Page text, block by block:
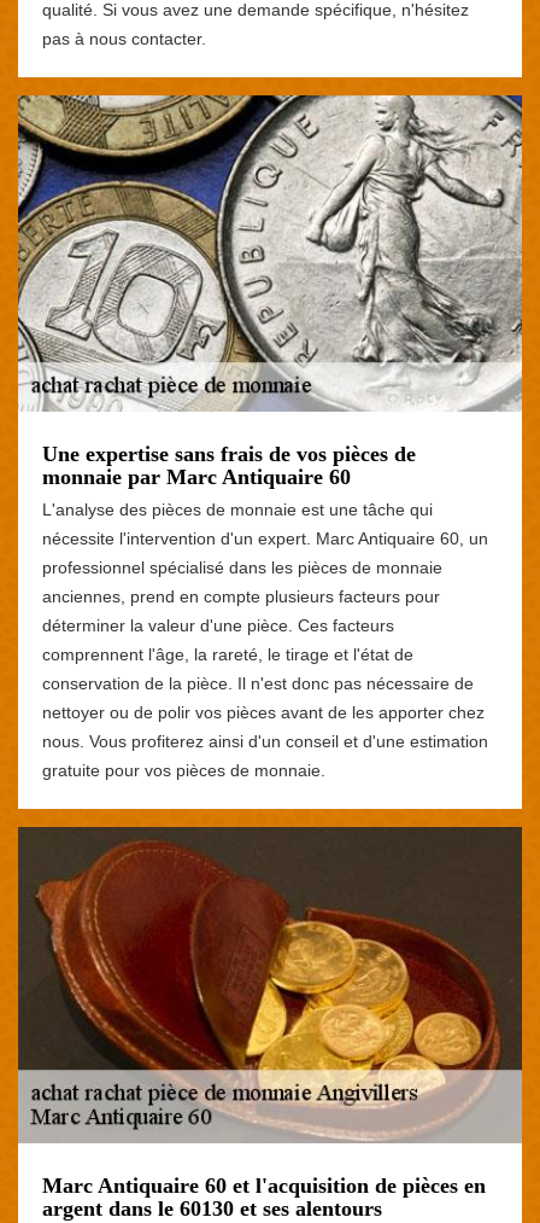
qualité. Si vous avez une demande spécifique, n'hésitez
pas à nous contacter.
Une expertise sans frais de vos pièces de
monnaie par Marc Antiquaire 60
L'analyse des pièces de monnaie est une tâche qui
nécessite l'intervention d'un expert. Marc Antiquaire 60, un
professionnel spécialisé dans les pièces de monnaie
anciennes, prend en compte plusieurs facteurs pour
déterminer la valeur d'une pièce. Ces facteurs
comprennent l'âge, la rareté, le tirage et l'état de
conservation de la pièce. Il n'est donc pas nécessaire de
nettoyer ou de polir vos pièces avant de les apporter chez
nous. Vous profiterez ainsi d'un conseil et d'une estimation
gratuite pour vos pièces de monnaie.
Marc Antiquaire 60 et l'acquisition de pièces en
argent dans le 60130 et ses alentours